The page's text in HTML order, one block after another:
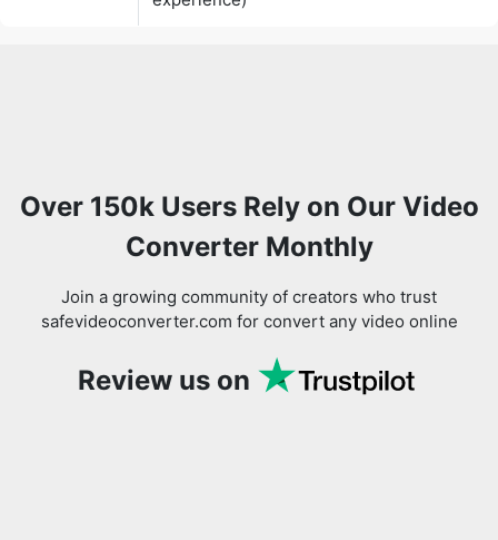
Over 150k Users Rely on Our Video
Converter Monthly
Join a growing community of creators who trust
safevideoconverter.com for convert any video online
Review us on